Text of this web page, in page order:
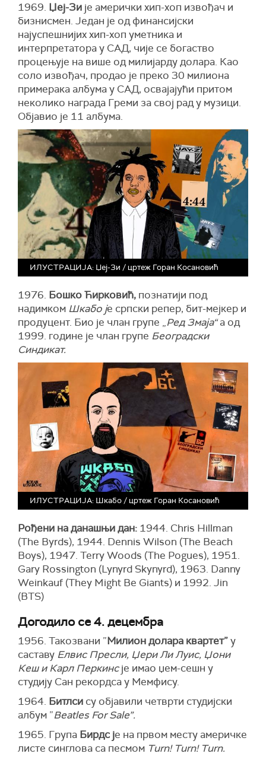
1969. Џеј-Зи је амерички хип-хоп извођач и
бизнисмен. Један је од финансијски
најуспешнијих хип-хоп уметника и
интерпретатора у САД, чије се богаство
процењује на више од милијарду долара. Као
соло извођач, продао је преко 30 милиона
примерака албума у САД, освајајући притом
неколико награда Греми за свој рад у музици.
Објавио је 11 албума.
ИЛУСТРАЦИЈА: Џеј-Зи / цртеж Горан Косановић
1976. Бошко Ћирковић, познатији под
надимком Шкабо је српски репер, бит-мејкер и
продуцент. Био је члан групе „Ред Змаја“а од
1999. године је члан групе Београдски
Синдикат.
ИЛУСТРАЦИЈА: Шкабо / цртеж Горан Косановић
Рођени на данашњи дан: 1944. Chris Hillman
(The Byrds), 1944. Dennis Wilson (The Beach
Boys), 1947. Terry Woods (The Pogues), 1951.
Gary Rossington (Lynyrd Skynyrd), 1963. Danny
Weinkauf (They Might Be Giants) и 1992. Jin
(BTS)
Догодило се 4. децембра
1956. Такозвани ”Милион долара квартет”у
саставу Елвис Пресли, Џери Ли Луис, Џони
Кеш и Карл Перкинсје имао џем-сешн у
студију Сан рекордса у Мемфису.
1964. Битлси су објавили четврти студијски
албум ”Beatles For Sale”.
1965. Група Бирдс је на првом месту америчке
листе синглова са песмом Turn! Turn! Turn.